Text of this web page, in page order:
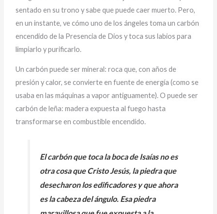
sentado en su trono y sabe que puede caer muerto. Pero,
en un instante, ve cómo uno de los ángeles toma un carbón
encendido de la Presencia de Dios y toca sus labios para
limpiarlo y purificarlo.
Un carbón puede ser mineral: roca que, con años de
presión y calor, se convierte en fuente de energía (como se
usaba en las máquinas a vapor antiguamente). O puede ser
carbón de leña: madera expuesta al fuego hasta
transformarse en combustible encendido.
El carbón que toca la boca de Isaías no es
otra cosa que Cristo Jesús, la piedra que
desecharon los edificadores y que ahora
es la cabeza del ángulo. Esa piedra